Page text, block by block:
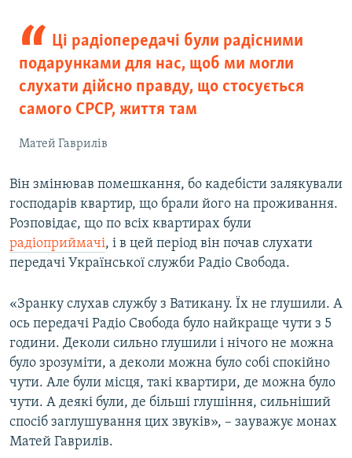
Ці радіопередачі були радісними
подарунками для нас, щоб ми могли
слухати дійсно правду, що стосується
самого СРСР, життя там
Матей Гаврилів
Він змінював помешкання, бо кадебісти залякували
господарів квартир, що брали його на проживання.
Розповідає, що по всіх квартирах були
радіоприймачі, і в цей період він почав слухати
передачі Української служби Радіо Свобода.
«Зранку слухав службу з Ватикану. Їх не глушили. А
ось передачі Радіо Свобода було найкраще чути з 5
години. Деколи сильно глушили і нічого не можна
було зрозуміти, а деколи можна було собі спокійно
чути. Але були місця, такі квартири, де можна було
чути. А деякі були, де більші глушіння, сильніший
спосіб заглушування цих звуків», – зауважує монах
Матей Гаврилів.